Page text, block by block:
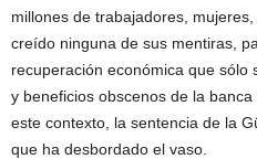
millones de trabajadores,
creído ninguna de sus mentiras,
recuperación económica que
y beneficios obscenos de la
este contexto, la sentencia de la
que ha desbordado el vaso.